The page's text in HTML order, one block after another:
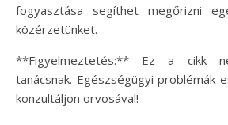
fogyasztása segíthet megőrizni
közérzetünket.
**Figyelmeztetés:** Ez a cikk
tanácsnak. Egészségügyi problémák
konzultáljon orvosával!